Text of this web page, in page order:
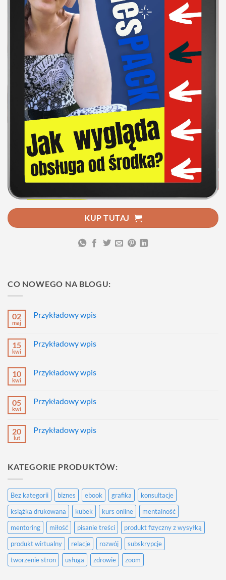
KUP TUTAJ
CO NOWEGO NA BLOGU:
02
maj
Przykładowy wpis
Przykładowy
15
kwi
Przykładowy wpis
Przykładowy
10
kwi
Przykładowy wpis
Przykładowy
05
kwi
Przykładowy wpis
Przykładowy
20
lut
Przykładowy wpis
wpis
KATEGORIE PRODUKTÓW:
Bez kategorii biznes ebook grafika
konsultacje
książka drukowana
kubek kurs online
mentalność
mentoring
miłość pisanie treści
produkt fizyczny z wysyłką
produkt wirtualny
relacje rozwój
subskrypcje
tworzenie stron
usługa zdrowie zoom